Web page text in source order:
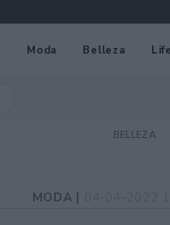
Moda Belleza
BELLEZA
MODA |